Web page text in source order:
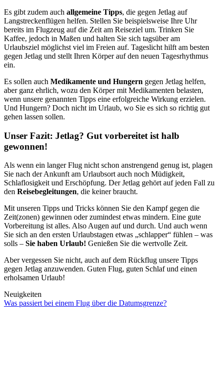
Es gibt zudem auch allgemeine Tipps, die gegen Jetlag auf
Langstreckenflügen helfen. Stellen Sie beispielsweise Ihre Uhr
bereits im Flugzeug auf die Zeit am Reiseziel um. Trinken Sie
Kaffee, jedoch in Maßen und halten Sie sich tagsüber am
Urlaubsziel möglichst viel im Freien auf. Tageslicht hilft am besten
gegen Jetlag und stellt Ihren Körper auf den neuen Tagesrhythmus
ein.
Es sollen auch Medikamente und Hungern gegen Jetlag helfen,
aber ganz ehrlich, wozu den Körper mit Medikamenten belasten,
wenn unsere genannten Tipps eine erfolgreiche Wirkung erzielen.
Und Hungern? Doch nicht im Urlaub, wo Sie es sich so richtig gut
gehen lassen sollen.
Unser Fazit: Jetlag? Gut vorbereitet ist halb
gewonnen!
Als wenn ein langer Flug nicht schon anstrengend genug ist, plagen
Sie nach der Ankunft am Urlaubsort auch noch Müdigkeit,
Schlaflosigkeit und Erschöpfung. Der Jetlag gehört auf jeden Fall zu
den Reisebegleitungen, die keiner braucht.
Mit unseren Tipps und Tricks können Sie den Kampf gegen die
Zeit(zonen) gewinnen oder zumindest etwas mindern. Eine gute
Vorbereitung ist alles. Also Augen auf und durch. Und auch wenn
Sie sich an den ersten Urlaubstagen etwas „schlapper“ fühlen – was
solls – Sie haben Urlaub! Genießen Sie die wertvolle Zeit.
Aber vergessen Sie nicht, auch auf dem Rückflug unsere Tipps
gegen Jetlag anzuwenden. Guten Flug, guten Schlaf und einen
erholsamen Urlaub!
Neuigkeiten
Was passiert bei einem Flug über die Datumsgrenze?